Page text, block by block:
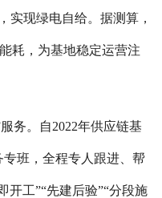
实现绿电自给。据测算，
耗，为基地稳定运营注
务。自2022年供应链基
班，全程专人跟进、帮
开工”“先建后验”“分段施